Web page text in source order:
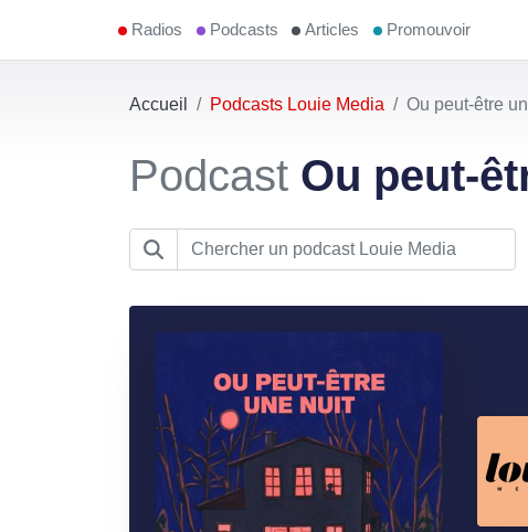
Radios Podcasts Articles Promouvoir
Accueil Podcasts Louie Media Ou peut-être
Podcast Ou peut-